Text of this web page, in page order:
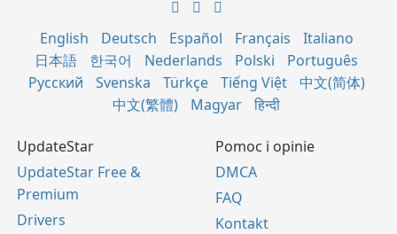
English Deutsch Español Français
Italiano
日本語
한국어 Nederlands Polski
Português
Русский
Svenska Türkçe Tiếng Việt
中文(简体)
中文(繁體)
Magyar हिन्दी
UpdateStar
UpdateStar Free &
Premium
Drivers
Pomoc i opinie
DMCA
FAQ
Kontakt